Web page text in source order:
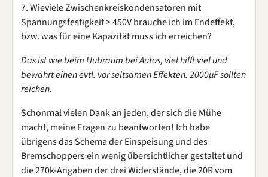
7. Wieviele Zwischenkreiskondensatoren mit
Spannungsfestigkeit > 450V brauche ich im Endeffekt,
bzw. was für eine Kapazität muss ich erreichen?
Das ist wie beim Hubraum bei Autos, viel hilft viel und
bewahrt einen evtl. vor seltsamen Effekten. 2000µF sollten
reichen.
Schonmal vielen Dank an jeden, der sich die Mühe
macht, meine Fragen zu beantworten! Ich habe
übrigens das Schema der Einspeisung und des
Bremschoppers ein wenig übersichtlicher gestaltet und
die 270k-Angaben der drei Widerstände, die 20R vom